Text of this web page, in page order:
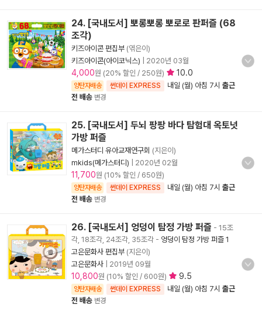
24. [국내도서] 뽀롱뽀롱 뽀로로 판퍼즐 (68
조각)
키즈아이콘 편집부 (엮은이)
키즈아이콘(아이코닉스)
2020년 03월
4,000원 (20% 할인 / 250원) 10.0
양탄자배송 썬데이 EXPRESS 내일 (월) 아침 7시 출근
전 배송 변경
25. [국내도서] 두뇌 팡팡 바다 탐험대 옥토넛
가방 퍼즐
메가스터디 유아교재연구회 (지은이)
mkids(메가스터디)
2020년 02월
11,700원 (10% 할인 / 650원)
양탄자배송 썬데이 EXPRESS 내일 (월) 아침 7시 출근
전 배송 변경
26. [국내도서] 엉덩이 탐정 가방 퍼즐 - 15조
각, 18조각, 24조각, 35조각 - 엉덩이 탐정 가방 퍼즐 1
고은문화사 편집부 (지은이)
고은문화사
2019년 09월
10,800원 (10% 할인 / 600원) 9.5
양탄자배송 썬데이 EXPRESS 내일 (월) 아침 7시 출근
전 배송 변경